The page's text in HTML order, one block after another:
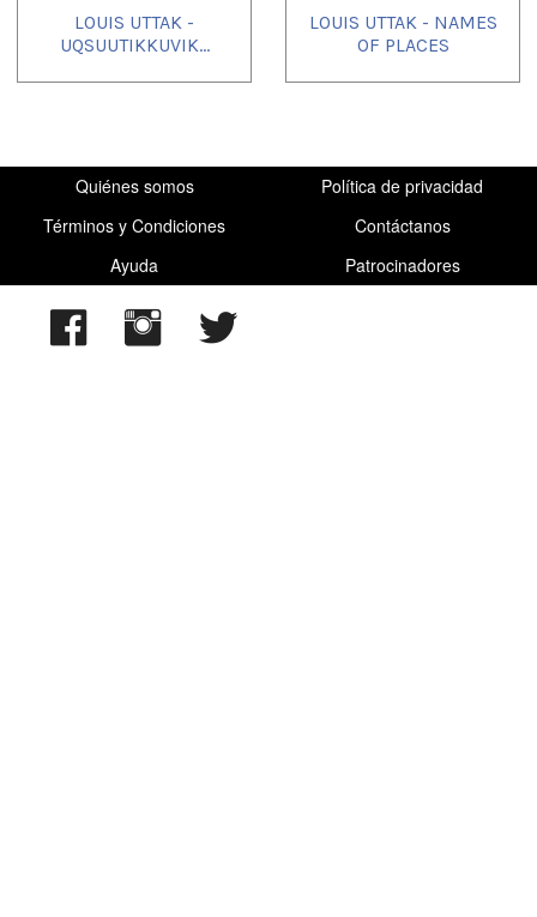
LOUIS UTTAK -
UQSUUTIKKUVIK...
LOUIS UTTAK - NAMES
OF PLACES
Quiénes somos
Política de privacidad
Términos y Condiciones
Contáctanos
Ayuda
Patrocinadores